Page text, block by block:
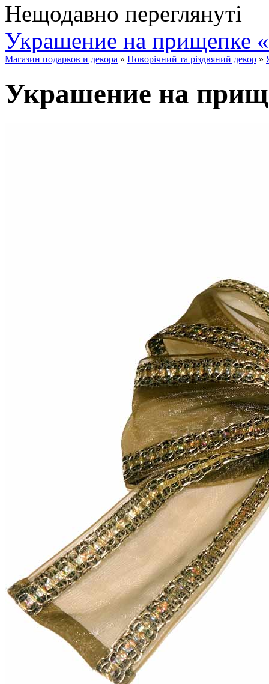
Нещодавно переглянуті
Украшение на прищепке
Магазин подарков и декора » Новорічний та різдвяний декор »
Украшение на